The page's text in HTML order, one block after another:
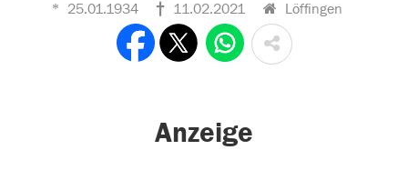
25.01.1934 11.02.2021 Löffingen
Anzeige